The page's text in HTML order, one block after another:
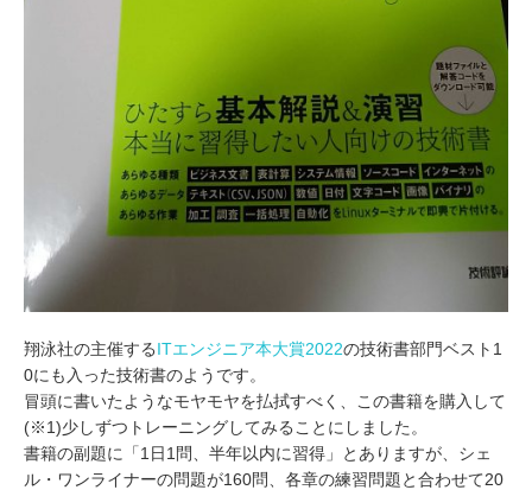
翔泳社の主催するITエンジニア本大賞2022の技術書部門ベスト1
0にも入った技術書のようです。
冒頭に書いたようなモヤモヤを払拭すべく、この書籍を購入して
(※1)少しずつトレーニングしてみることにしました。
書籍の副題に「1日1問、半年以内に習得」とありますが、シェ
ル・ワンライナーの問題が160問、各章の練習問題と合わせて20